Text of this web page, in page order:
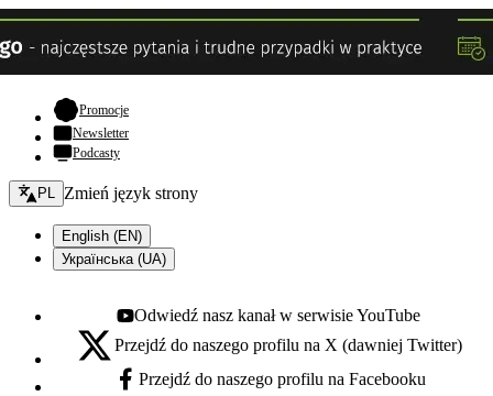
Promocje- otwiera się w nowej karcie
Newsletter
Podcasty
Zmień język - bieżący:
PL Zmień język strony
English (EN)
Українська (UA)
Youtube - otwiera się w nowej karcie
Odwiedź nasz kanał w serwisie YouTube
X - otwiera się w nowej karcie
Przejdź do naszego profilu na X (dawniej Twitter)
Facebook - otwiera się w nowej karcie
Przejdź do naszego profilu na Facebooku